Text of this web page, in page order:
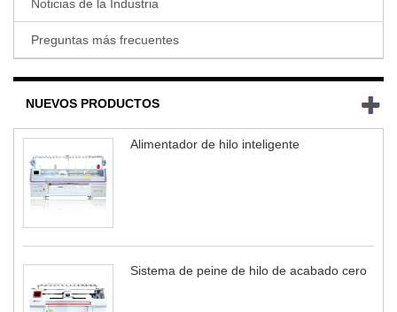
Noticias de la Industria
Preguntas más frecuentes
NUEVOS PRODUCTOS
Alimentador de hilo inteligente
Sistema de peine de hilo de acabado cero